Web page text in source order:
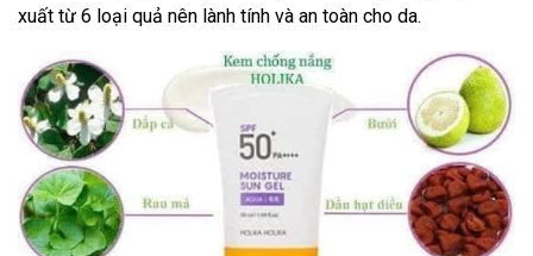
xuất từ 6 loại quả nên lành tính và an toàn cho da.